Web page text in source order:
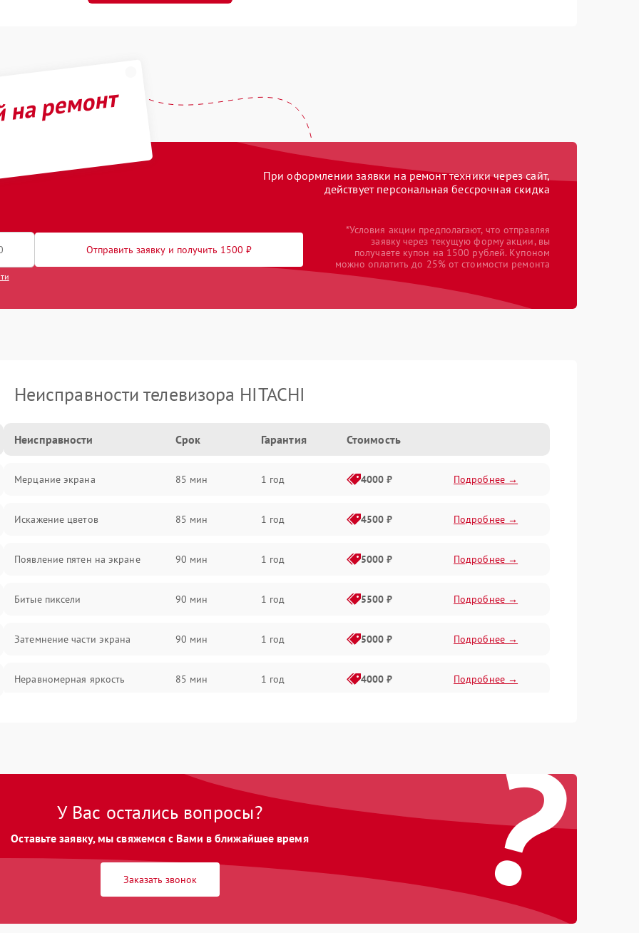
ремонт
При оформлении заявки на ремонт техники через сайт,
действует персональная бессрочная скидка
Отправить заявку и получить 1500 ₽
*Условия акции предполагают, что отправляя
заявку через текущую форму акции, вы
получаете купон на 1500 рублей. Купоном
можно оплатить до 25% от стоимости ремонта
Неисправности телевизора HITACHI
Неисправности Срок Гарантия Стоимость
Мерцание экрана 85 мин 1 год 4000 ₽ Подробнее →
Искажение цветов 85 мин 1 год 4500 ₽ Подробнее →
Появление пятен на экране 90 мин 1 год 5000 ₽ Подробнее →
Битые пиксели 90 мин 1 год 5500 ₽ Подробнее →
Затемнение части экрана 90 мин 1 год 5000 ₽ Подробнее →
Неравномерная яркость 85 мин 1 год 4000 ₽ Подробнее →
?
У Вас остались вопросы?
Оставьте заявку, мы свяжемся с Вами в ближайшее время
Заказать звонок